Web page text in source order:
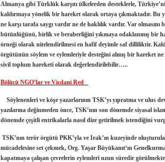
Almanya gibi Türklük karşıtı ülkelerden desteklerle,
kaldırmaya yönelik bir hareket olarak ortaya çıkmaktadır. Bu
ne karşı tarafa saygı vardır ne de haklılık vardır. Var
bütünlüğünü, birlik ve beraberliğini yıkmaya odaklanmış bir
örneği olarak nitelendirilmesi en hafif deyimle saf dilliliktir.
örgütünün söylem ve eylemleriyle desteğini almış bir hareket
sivil toplum hareketi olarak değerlendirilebilir…..
Bölücü NGO’lar ve Vicdani Red
Söylenenleri ve köşe yazarlarının TSK’yı yıpratma ve ulus
yazılarına değinmeden önce, TSK’nın son dönemde siyasal
dönemde çeşitli entrikalarla nasıl dize getirilmek istendiğini
TSK’nın terör örgütü PKK’yla ve Irak’ın kuzeyinde
mücadelesine set çekmek, Org. Yaşar Büyükanıt‘ın
kapatmaya çalışan çevrelerin eylemleri uzun süredir